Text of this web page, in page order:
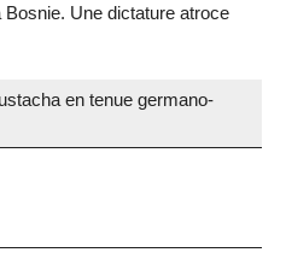
Une dictature atroce
en tenue germano-